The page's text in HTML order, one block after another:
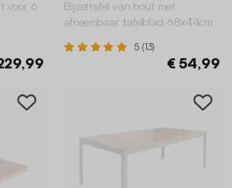
voor 6
Bijzettafel van hout met
afneembaar tafelblad 68x44cm
5 (13)
€ 54,99